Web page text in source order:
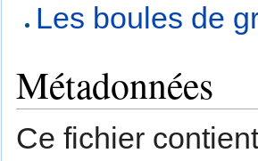
Les boules de
Métadonnées
Ce fichier